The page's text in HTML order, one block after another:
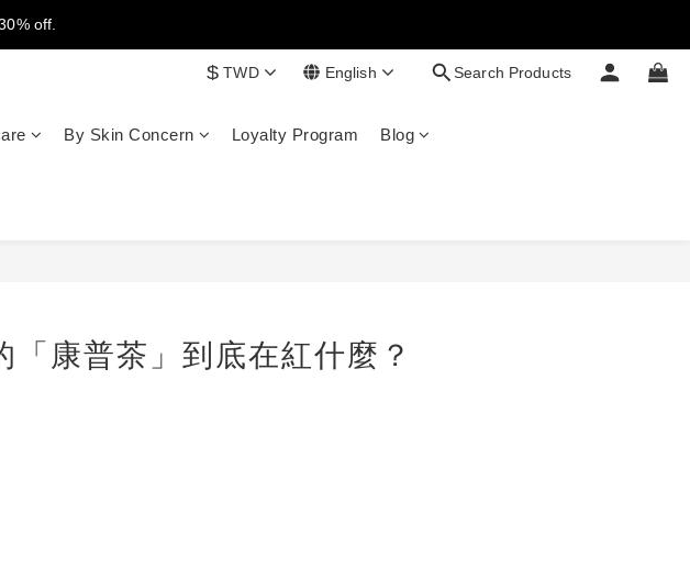
10% off your first order
off.
10% off your first order
$ TWD English Search Products
By Skin Concern Loyalty Program Blog
康普茶」到底在紅什麼？